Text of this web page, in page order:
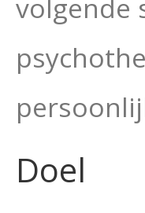
volgende
Doel